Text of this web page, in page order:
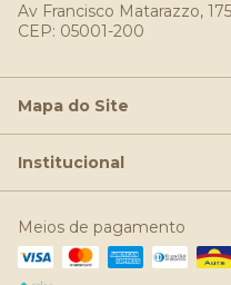
Av Francisco Matarazzo,
CEP: 05001-200
Mapa do Site
Institucional
Meios de pagamento